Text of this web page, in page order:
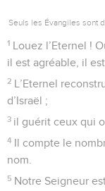
Seuls les Évangiles sont
1 Louez l’Eternel !
il est agréable, il
2 L’Eternel
d’Israël ;
3 il guérit ceux qui
4 Il compte le
nom.
5 Notre Seigneur